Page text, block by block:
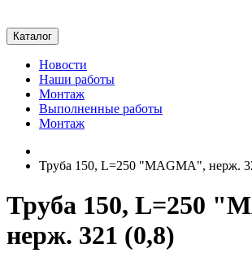
Каталог
Новости
Наши работы
Монтаж
Выполненные работы
Монтаж
Труба 150, L=250 "MAGMA", нерж.
Труба 150, L=250
нерж. 321 (0,8)